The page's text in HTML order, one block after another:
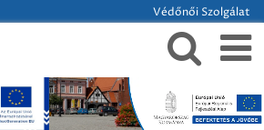
Védőnői Szolgálat